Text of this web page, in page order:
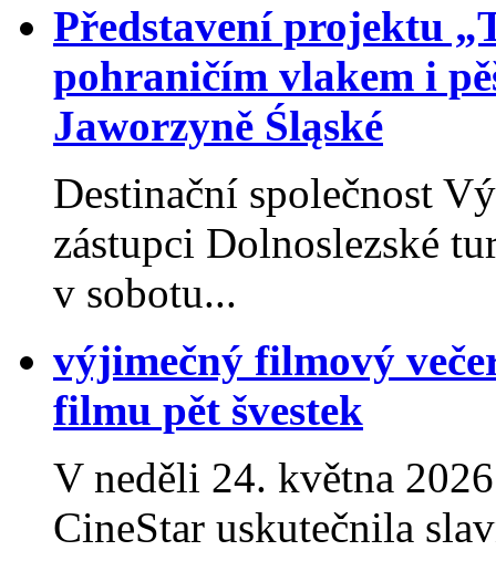
Představení projektu
pohraničím vlakem i
Jaworzyně Śląské
Destinační společnost
zástupci Dolnoslezské
v sobotu...
výjimečný filmový
filmu pět švestek
V neděli 24. května
CineStar uskutečnila